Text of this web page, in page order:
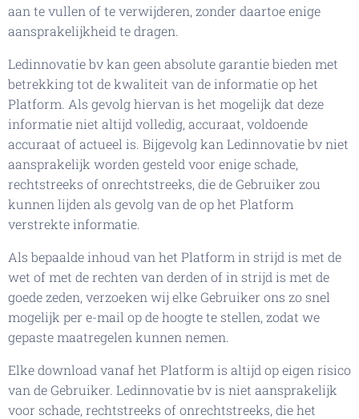
aan te vullen of te verwijderen, zonder daartoe enige
aansprakelijkheid te dragen.
Ledinnovatie bv kan geen absolute garantie bieden met
betrekking tot de kwaliteit van de informatie op het
Platform. Als gevolg hiervan is het mogelijk dat deze
informatie niet altijd volledig, accuraat, voldoende
accuraat of actueel is. Bijgevolg kan Ledinnovatie bv niet
aansprakelijk worden gesteld voor enige schade,
rechtstreeks of onrechtstreeks, die de Gebruiker zou
kunnen lijden als gevolg van de op het Platform
verstrekte informatie.
Als bepaalde inhoud van het Platform in strijd is met de
wet of met de rechten van derden of in strijd is met de
goede zeden, verzoeken wij elke Gebruiker ons zo snel
mogelijk per e-mail op de hoogte te stellen, zodat we
gepaste maatregelen kunnen nemen.
Elke download vanaf het Platform is altijd op eigen risico
van de Gebruiker. Ledinnovatie bv is niet aansprakelijk
voor schade, rechtstreeks of onrechtstreeks, die het